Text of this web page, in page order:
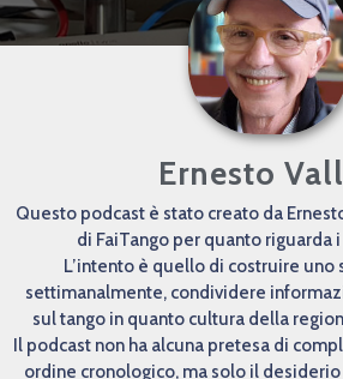
Ernesto
Questo podcast è stato creato da
di FaiTango per quanto riguarda
L’intento è quello di costruire uno
settimanalmente, condividere
sul tango in quanto cultura della
Il podcast non ha alcuna pretesa di
ordine cronologico, ma solo il